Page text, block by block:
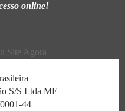
online!
S/S Ltda ME
44